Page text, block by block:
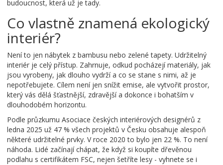
budoucnost, která už je tady.
Co vlastně znamená ekologický
interiér?
Není to jen nábytek z bambusu nebo zelené tapety. Udržitelný
interiér je celý přístup. Zahrnuje, odkud pocházejí materiály, jak
jsou vyrobeny, jak dlouho vydrží a co se stane s nimi, až je
nepotřebujete. Cílem není jen snížit emise, ale vytvořit prostor,
který vás dělá šťastnější, zdravější a dokonce i bohatším v
dlouhodobém horizontu.
Podle průzkumu Asociace českých interiérových designérů z
ledna 2025 už 47 % všech projektů v Česku obsahuje alespoň
některé udržitelné prvky. V roce 2020 to bylo jen 22 %. To není
náhoda. Lidé začínají chápat, že když si koupíte dřevěnou
podlahu s certifikátem FSC, nejen šetříte lesy - vyhnete se i